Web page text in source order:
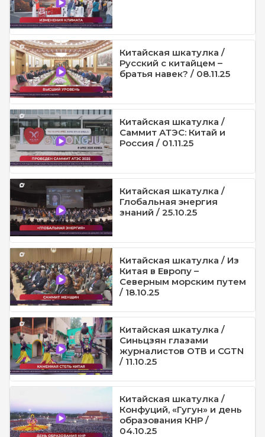
Китайская шкатулка /
Русский с китайцем –
братья навек? / 08.11.25
Китайская шкатулка /
Саммит АТЭС: Китай и
Россия / 01.11.25
Китайская шкатулка /
Глобальная энергия
знаний / 25.10.25
Китайская шкатулка / Из
Китая в Европу –
Северным морским путем
/ 18.10.25
Китайская шкатулка /
Синьцзян глазами
журналистов ОТВ и CGTN
/ 11.10.25
Китайская шкатулка /
Конфуций, «Гугун» и день
образования КНР /
04.10.25